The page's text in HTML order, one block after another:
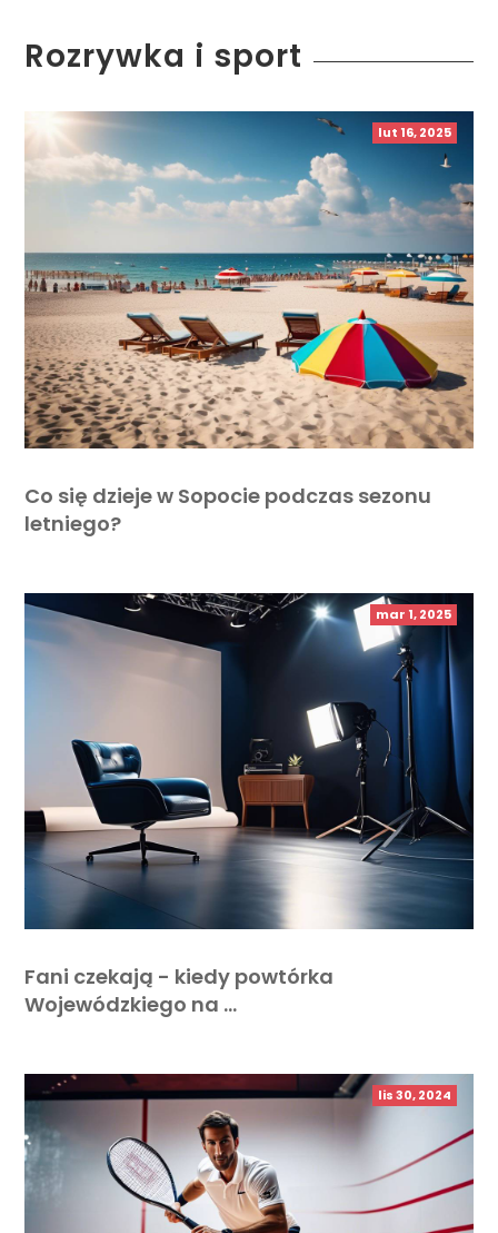
Rozrywka i sport
lut 16, 2025
Co się dzieje w Sopocie podczas sezonu
letniego?
mar 1, 2025
Fani czekają - kiedy powtórka
Wojewódzkiego na …
lis 30, 2024